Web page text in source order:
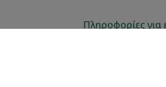
Πληροφορίες για